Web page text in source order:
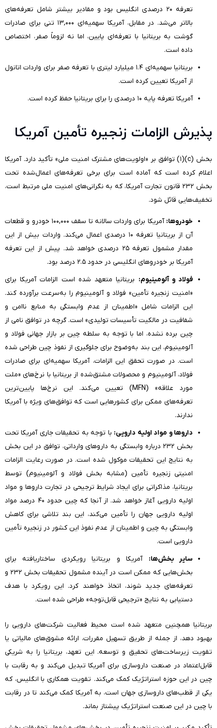
تعرفه ۲۰ درصدی انگلیس بود و مقادیر بیشتر شامل تعرفه‌های
بالاتر می‌شد. در مقابل، آمریکا سهمیه‌ای ۱۳,۰۰۰ تنی برای صادرات
گوشت به بریتانیا با تعرفه‌ای پایین، اما نه لزوماً صفر، اختصاص
داده است.
بریتانیا سهمیه‌ای ۱.۴ میلیارد لیتری با تعرفه صفر برای واردات اتانول
از آمریکا تعیین کرده است.
آمریکا تعرفه پایه ۱۰ درصدی را برای بریتانیا حفظ کرده است.
پذیرش الزامات زنجیره تأمین آمریکا
بخش (c)
(۱) توافق بر «اولویت‌های مشترک امنیت ملی» تأکید دارد. آمریکا
اعلام کرده است که آماده است برای برخی تعرفه‌های اعمال‌شده تحت
بخش ۲۳۲ قانون تجارت آمریکا، که به نگرانی‌های امنیت ملی مرتبط است،
تخفیف‌هایی قائل شود.
خودروها:
آمریکا برای واردات سالانه تا سقف ۱۰۰,۰۰۰ خودرو و قطعات
آن از بریتانیا تعرفه ۱۰ درصدی اعمال می‌کند. واردات بیش از این
مقدار مشمول تعرفه ۲۵ درصدی خواهد شد. پیش از این تعرفه
آمریکا بر خودروهای انگلیسی در حدود ۲.۵ درصد بود.
فولاد و آلومینیوم: بریتانیا متعهد شده است الزامات آمریکا برای
«امنیت زنجیره تأمین» فولاد و آلومینیوم را به‌سرعت برآورده کند.
این الزامات شامل «اطمینان از عدم وابستگی به منابع ناامن و
شفافیت در مالکیت تأسیسات تولیدی» است. گرچه در توافق نامی از
چین برده نشده، اما با توجه به سلطه چین بر بازار جهانی فولاد و
آلومینیوم، این بند به‌وضوح برای جلوگیری از نفوذ چین طراحی شده
است. در صورت تحقق این الزامات، آمریکا سهمیه‌ای برای صادرات
فولاد، آلومینیوم و محصولات مشتق‌شده از بریتانیا با نرخ‌های «ملت
مورد علاقه» (MFN) تعیین می‌کند. این نرخ‌ها پایین‌ترین
تعرفه‌های ممکن برای کشورهایی است که توافق‌های ویژه با آمریکا
ندارند.
داروها و مواد اولیه دارویی: با توجه به تحقیقات جاری آمریکا تحت
بخش ۲۳۲ درباره وابستگی به داروهای وارداتی، توافق در این بخش
به نتایج این تحقیقات موکول شده است. در صورت رعایت الزامات
امنیتی زنجیره تأمین (مشابه بخش فولاد و آلومینیوم) توسط
بریتانیا، مذاکراتی برای ایجاد شرایط ترجیحی در تجارت داروها و مواد
اولیه دارویی آغاز خواهد شد. از آنجا که چین حدود ۴۰ درصد مواد
اولیه دارویی جهان را تأمین می‌کند، این بند تلاشی برای کاهش
وابستگی به چین و اطمینان از عدم نفوذ این کشور در زنجیره تأمین
دارویی است.
سایر بخش‌ها: آمریکا و بریتانیا رویکردی ساختاریافته برای
بخش‌هایی که ممکن است در آینده مشمول تحقیقات بخش ۲۳۲ و
تعرفه‌های جدید شوند، اتخاذ خواهند کرد. این رویکرد با هدف
دستیابی به نتایج «ترجیحی قابل‌توجه» طراحی شده است.
بریتانیا همچنین متعهد شده است محیط فعالیت شرکت‌های دارویی را
بهبود دهد، از جمله از طریق تسهیل مقررات، ارائه مشوق‌های مالیاتی یا
تقویت زیرساخت‌های تحقیق و توسعه. این تعهد، بریتانیا را به شریکی
قابل‌اعتماد در صنعت داروسازی برای آمریکا تبدیل می‌کند و به رقابت با
چین در این حوزه استراتژیک کمک می‌کند. تقویت همکاری با انگلیس، که
یکی از قطب‌های داروسازی جهان است، به آمریکا کمک می‌کند تا در رقابت
با چین در این صنعت استراتژیک پیشتاز بماند.